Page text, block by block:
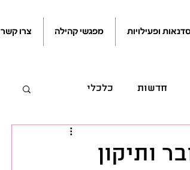
ופעילויות מפגשי קהילה צרו קשר
חדשות כלכלי
ותיקון